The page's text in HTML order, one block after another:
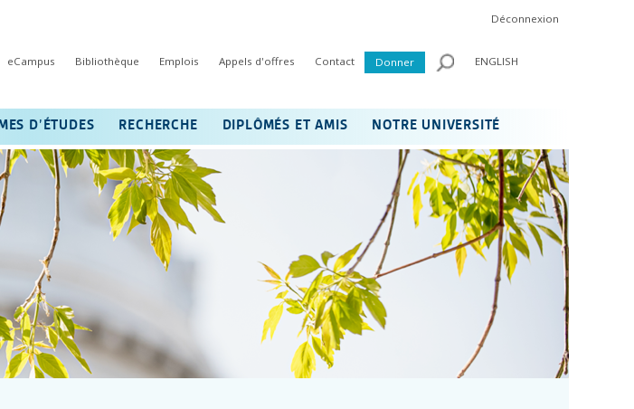
Déconnexion
eCampus Bibliothèque Emplois Appels d'offres Contact Donner ENGLISH
D’ÉTUDES RECHERCHE DIPLÔMÉS ET AMIS NOTRE UNIVERSITÉ